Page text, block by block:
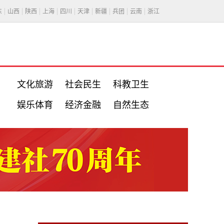
山西 陕西 上海 四川 天津 新疆 兵团 云南 浙江
文化旅游 社会民生 科教卫生
娱乐体育 经济金融 自然生态